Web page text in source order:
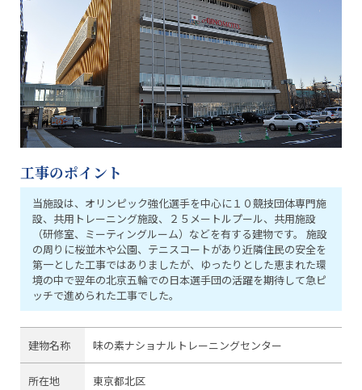
工事のポイント
当施設は、オリンピック強化選手を中心に１０競技団体専門施
設、共用トレーニング施設、２５メートルプール、共用施設
（研修室、ミーティングルーム）などを有する建物です。
施設
の周りに桜並木や公園、テニスコートがあり近隣住民の安全を
第一とした工事ではありましたが、ゆったりとした恵まれた環
境の中で翌年の北京五輪での日本選手団の活躍を期待して急ピ
ッチで進められた工事でした。
建物名称 味の素ナショナルトレーニングセンター
所在地 東京都北区